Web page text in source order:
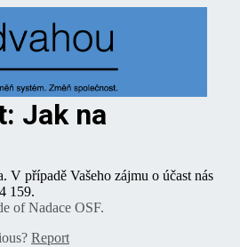
Jak na
V případě Vašeho zájmu o účast nás
159.
of Nadace OSF.
Report